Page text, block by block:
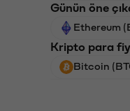
Günün öne
Ethereum
Kripto para
Bitcoin